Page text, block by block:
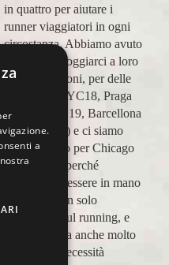
esperienza con voi molto
positiva! Alla prossima e
grazie!
Lara Buranti
a